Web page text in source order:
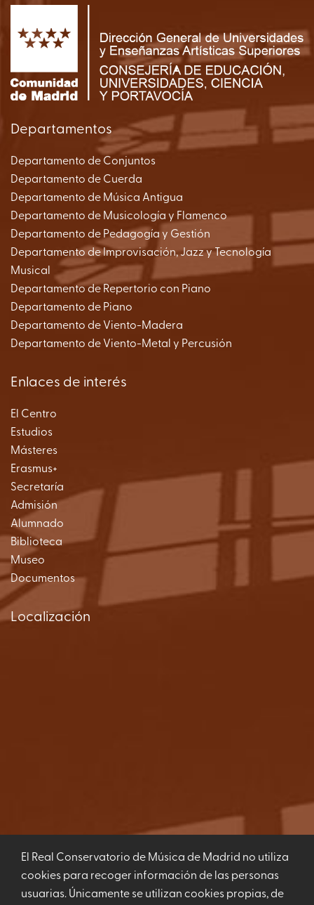
Departamentos
Departamento de Conjuntos
Departamento de Cuerda
Departamento de Música Antigua
Departamento de Musicología y Flamenco
Departamento de Pedagogía y Gestión
Departamento de Improvisación, Jazz y Tecnología
Musical
Departamento de Repertorio con Piano
Departamento de Piano
Departamento de Viento-Madera
Departamento de Viento-Metal y Percusión
Enlaces de interés
El Centro
Estudios
Másteres
Erasmus+
Secretaría
Admisión
Alumnado
Biblioteca
Museo
Documentos
Localización
Ver Mapa
El Real Conservatorio de Música de Madrid no utiliza
cookies para recoger información de las personas
usuarias. Únicamente se utilizan cookies propias, de